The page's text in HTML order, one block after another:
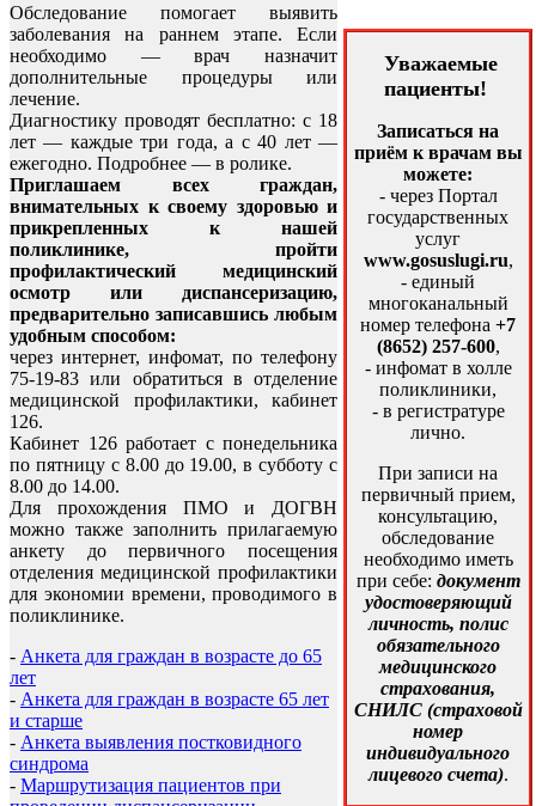
Обследование помогает выявить
заболевания на раннем этапе. Если
необходимо — врач назначит
дополнительные процедуры или
лечение.
Диагностику проводят бесплатно: с 18
лет — каждые три года, а с 40 лет —
ежегодно. Подробнее — в ролике.
Приглашаем всех граждан,
внимательных к своему здоровью и
прикрепленных к нашей
поликлинике, пройти
профилактический медицинский
осмотр или диспансеризацию,
предварительно записавшись любым
удобным способом:
через интернет, инфомат, по телефону
75-19-83 или обратиться в отделение
медицинской профилактики, кабинет
126.
Кабинет 126 работает с понедельника
по пятницу с 8.00 до 19.00, в субботу с
8.00 до 14.00.
Для прохождения ПМО и ДОГВН
можно также заполнить прилагаемую
анкету до первичного посещения
отделения медицинской профилактики
для экономии времени, проводимого в
поликлинике.
- Анкета для граждан в возрасте до 65
лет
- Анкета для граждан в возрасте 65 лет
и старше
- Анкета выявления постковидного
синдрома
- Маршрутизация пациентов при
Уважаемые
пациенты!
Записаться на
приём к врачам вы
можете:
- через Портал
государственных
услуг
www.gosuslugi.ru,
- единый
многоканальный
номер телефона +7
(8652) 257-600,
- инфомат в холле
поликлиники,
- в регистратуре
лично.
При записи на
первичный прием,
консультацию,
обследование
необходимо иметь
при себе: документ
удостоверяющий
личность, полис
обязательного
медицинского
страхования,
СНИЛС (страховой
номер
индивидуального
лицевого счета).